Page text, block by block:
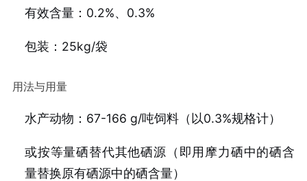
有效含量：0.2%、0.3%
包装：25kg/袋
用法与用量
水产动物：67-166 g/吨饲料（以0.3%规格计）
或按等量硒替代其他硒源（即用摩力硒中的硒含
量替换原有硒源中的硒含量）